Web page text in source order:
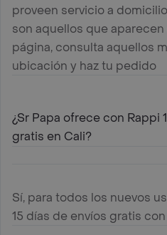
proveen servicio a
son aquellos que
página, consulta aquellos
ubicación y haz tu pedido
¿Sr Papa ofrece con Rappi
gratis en Cali?
Sí, para todos los nuevos
15 días de envíos gratis